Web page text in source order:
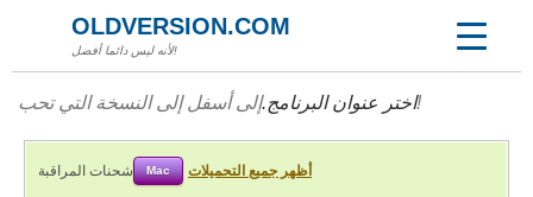
OLDVERSION.COM
لأنه ليس دائما أفضل!
اختر عنوان البرنامج.إلى أسفل إلى النسخة التي تحب!
شحنات المراقبة Mac أظهر جميع التحميلات